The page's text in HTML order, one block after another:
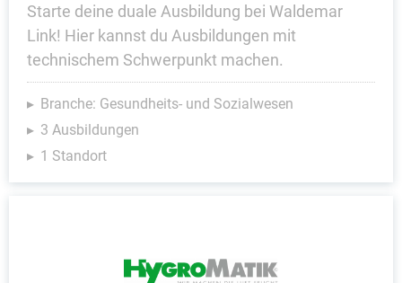
Starte deine duale Ausbildung bei Waldemar
Link! Hier kannst du Ausbildungen mit
technischem Schwerpunkt machen.
Branche: Gesundheits- und Sozialwesen
3 Ausbildungen
1 Standort